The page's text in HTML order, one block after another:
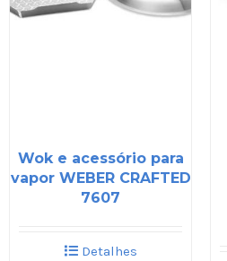
Wok e acessório para
vapor WEBER CRAFTED
7607
Detalhes